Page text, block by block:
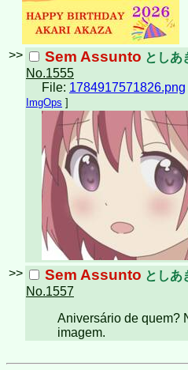
>> Sem Assunto としあ
No.1555
File: 1784917571826.png
ImgOps ]
>> Sem Assunto としあ
No.1557
Aniversário de quem?
imagem.